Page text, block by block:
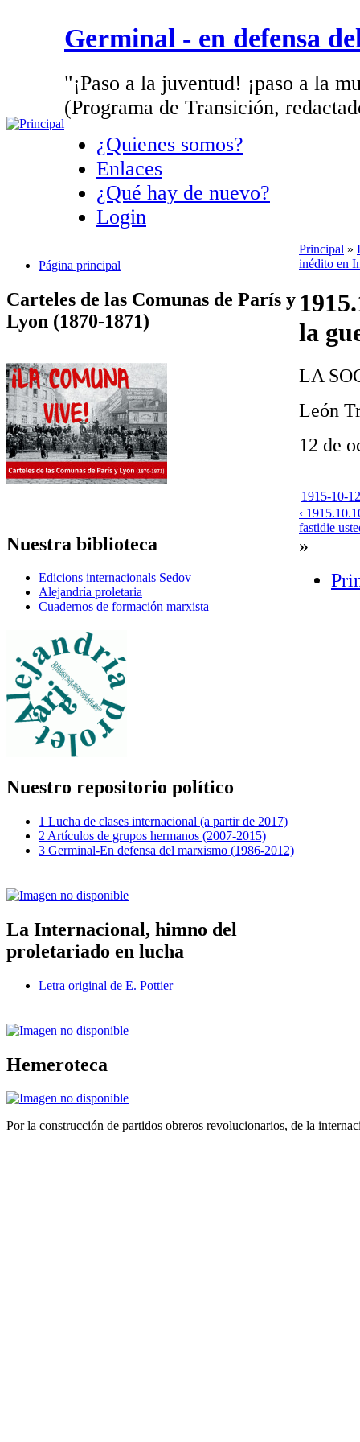
Germinal - en defensa
"¡Paso a la juventud! ¡paso a la
(Programa de Transición,
¿Quienes somos?
Enlaces
¿Qué hay de nuevo?
Login
Página principal
Carteles de las Comunas de París y
Lyon (1870-1871)
Nuestra biblioteca
Edicions internacionals Sedov
Alejandría proletaria
Cuadernos de formación marxista
Nuestro repositorio político
1 Lucha de clases internacional (a partir de 2017)
2 Artículos de grupos hermanos (2007-2015)
3 Germinal-En defensa del marxismo (1986-2012)
La Internacional, himno del
proletariado en lucha
Letra original de E. Pottier
Hemeroteca
Principal »
inédito en
la
LA
León
12 de
1915-10-
‹
fastidie
»
Por la construcción de partidos obreros revolucionarios, de la